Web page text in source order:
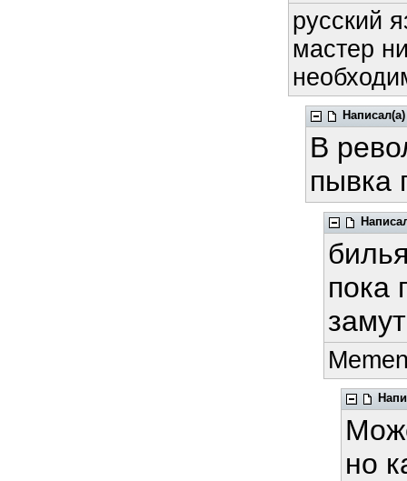
русский
мастер
Написал(а)
В
пывка
пока
но